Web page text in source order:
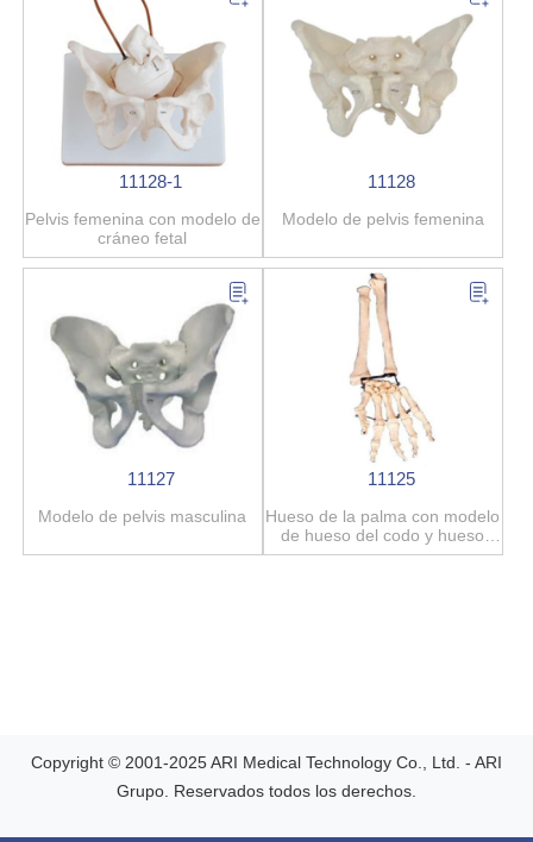
11128-1
Pelvis femenina con modelo de
cráneo fetal
11128
Modelo de pelvis femenina
11127
Modelo de pelvis masculina
11125
Hueso de la palma con modelo
de hueso del codo y hueso
radial
Copyright © 2001-2025 ARI Medical Technology Co., Ltd. - ARI
Grupo. Reservados todos los derechos.